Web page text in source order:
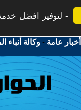
لتوفير افضل
أخبار عامة -وكالة أنباء